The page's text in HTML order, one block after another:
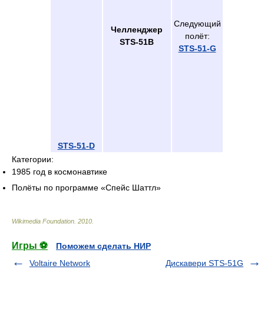
STS-51-D
Челленджер
STS-51B
Следующий
полёт:
STS-51-G
Категории:
1985 год в космонавтике
Полёты по программе «Спейс Шаттл»
Wikimedia Foundation 2010
Игры ⚽
Поможем сделать НИР
Voltaire Network
Дискавери STS-51G